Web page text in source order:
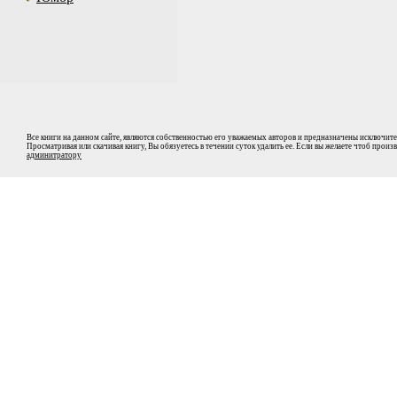
Все книги на данном сайте, являются собственностью его уважаемых авторов и предназначены
Просматривая или скачивая книгу, Вы обязуетесь в течении суток удалить ее. Если вы желаете чтоб
админитратору